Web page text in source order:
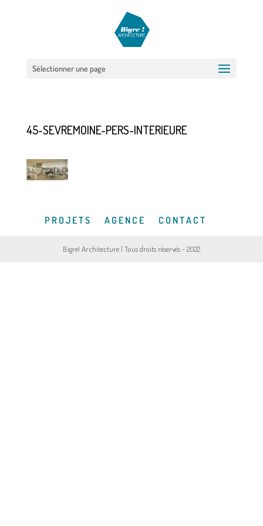
Sélectionner une page
45-SEVREMOINE-PERS-INTERIEURE
P R O J E T S A G E N C E C O N T A C T
Bigre! Architecture | Tous droits réservés - 2022